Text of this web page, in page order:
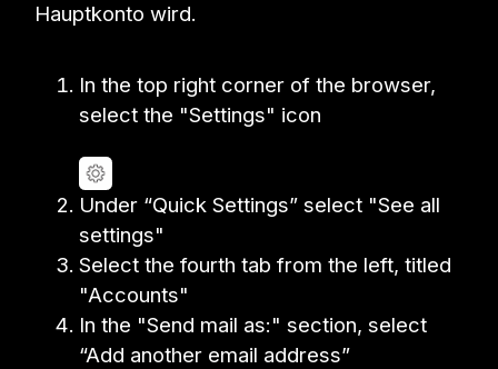
Hauptkonto wird.
In the top right corner of the browser,
select the "Settings" icon
Under “Quick Settings” select "See all
settings"
Select the fourth tab from the left, titled
"Accounts"
In the "Send mail as:" section, select
“Add another email address”